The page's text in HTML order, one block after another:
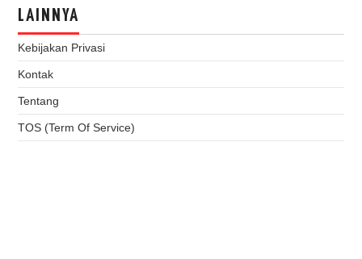
LAINNYA
Kebijakan Privasi
Kontak
Tentang
TOS (Term Of Service)